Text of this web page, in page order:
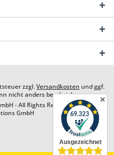
zzgl.Versandkosten und ggf.
nicht anders beschrieben
- All Rights Reserved. Design by
GmbH
✕